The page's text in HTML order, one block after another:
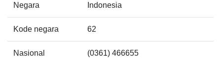
Negara Indonesia
Kode negara 62
Nasional (0361) 466655